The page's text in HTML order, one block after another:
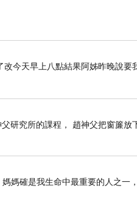
今天早上八點結果阿姊昨晚說
研究所的課程， 趙神父把窗簾放
媽確是我生命中最重要的人之一